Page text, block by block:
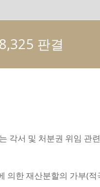
판결
각서 및 처분권 위임
의한 재산분할의 가부(적